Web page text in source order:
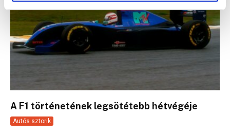
A F1 történetének legsötétebb hétvégéje
Autós sztorik